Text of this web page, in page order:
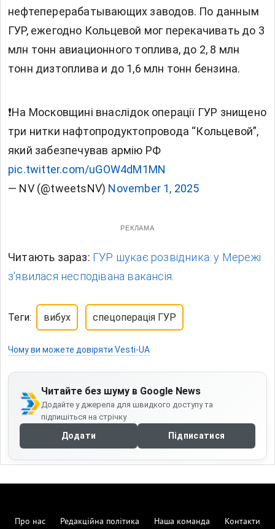
нефтеперерабатывающих заводов. По данным
ГУР, ежегодно Кольцевой мог перекачивать до 3
млн тонн авиационного топлива, до 2, 8 млн
тонн дизтоплива и до 1,6 млн тонн бензина.
❗️На Московщині внаслідок операції ГУР знищено
три нитки нафтопродуктопровода “Кольцевой”,
який забезпечував армію РФ
pic.twitter.com/uGOW4dM1MN
— NV (@tweetsNV) November 1, 2025
РЕКЛАМА
Читають зараз: ГУР шукає розвідника: у Мережі
з'явилася несподівана вакансія.
Теги: вибух спецоперація ГУР
Чому ви можете довіряти Vesti-UA
Читайте без шуму в Google News
Додайте у джерела для швидкого доступу та
підпишіться на стрічку
Додати Підписатися
Про нас Редакційна політика Наша команда
Контакти